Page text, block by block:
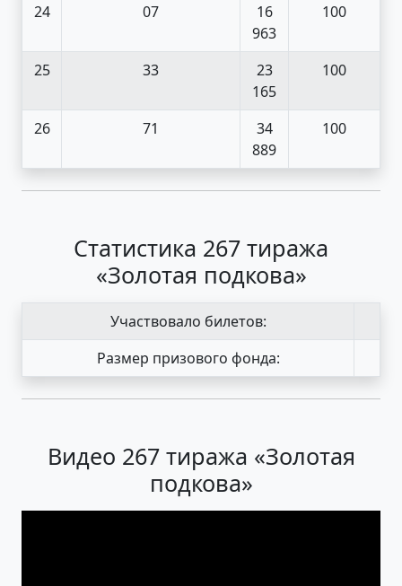
24 07
16
963
100
25 33
23
165
100
26 71
34
889
100
Статистика 267 тиража
«Золотая подкова»
Участвовало билетов:
Размер призового фонда:
Видео 267 тиража «Золотая
подкова»